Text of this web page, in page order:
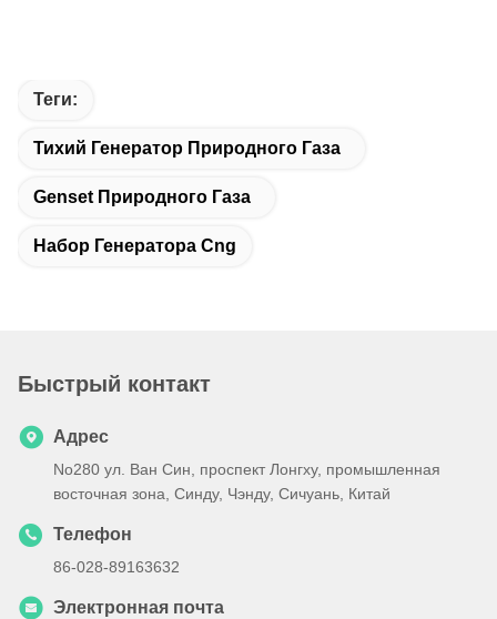
Теги:
Тихий Генератор Природного Газа
Genset Природного Газа
Набор Генератора Cng
Быстрый контакт
Адрес
No280 ул. Ван Син, проспект Лонгху, промышленная
восточная зона, Синду, Чэнду, Сичуань, Китай
Телефон
86-028-89163632
Электронная почта